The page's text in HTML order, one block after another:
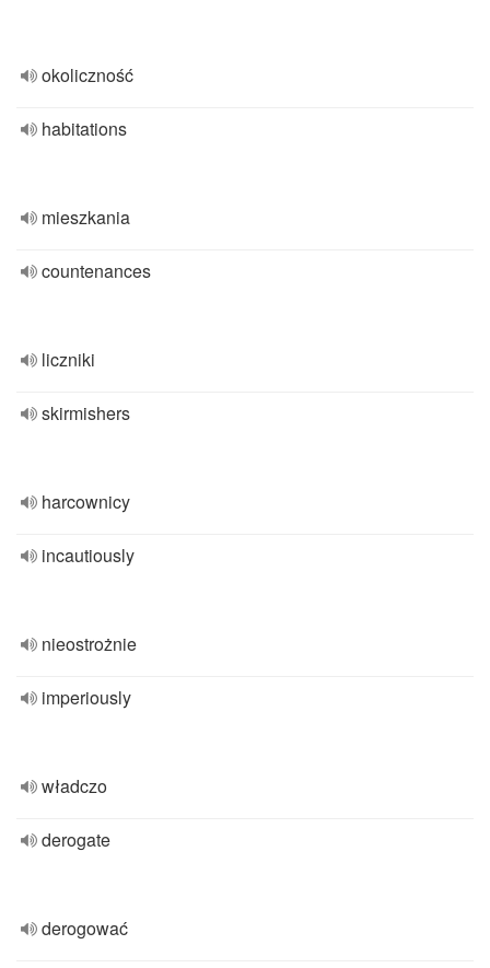
okoliczność
habitations
mieszkania
countenances
liczniki
skirmishers
harcownicy
incautiously
nieostrożnie
imperiously
władczo
derogate
derogować